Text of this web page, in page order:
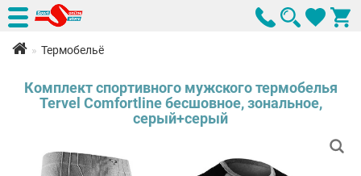
Термобельё
Комплект спортивного мужского термобелья
Tervel Comfortline бесшовное, зональное,
серый+серый